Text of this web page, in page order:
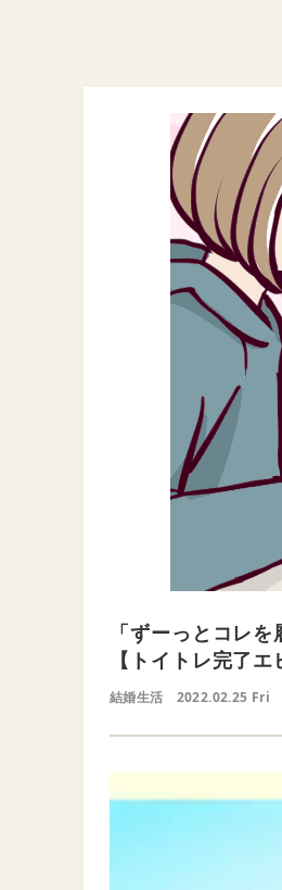
「ずーっとコレ
【トイトレ完了エ
結婚生活 2022.02.25 Fri